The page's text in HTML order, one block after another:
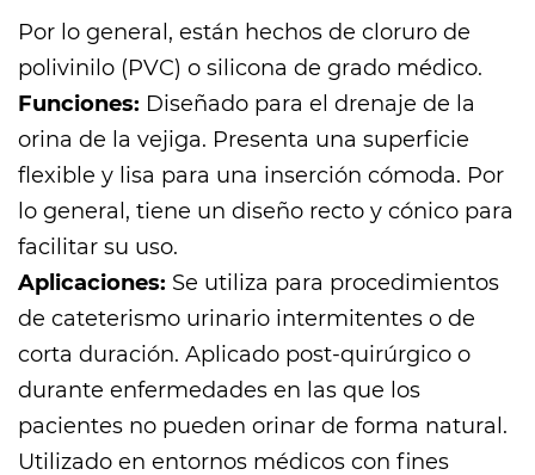
Por lo general, están hechos de cloruro de
polivinilo (PVC) o silicona de grado médico.
Funciones: Diseñado para el drenaje de la
orina de la vejiga. Presenta una superficie
flexible y lisa para una inserción cómoda. Por
lo general, tiene un diseño recto y cónico para
facilitar su uso.
Aplicaciones: Se utiliza para procedimientos
de cateterismo urinario intermitentes o de
corta duración. Aplicado post-quirúrgico o
durante enfermedades en las que los
pacientes no pueden orinar de forma natural.
Utilizado en entornos médicos con fines